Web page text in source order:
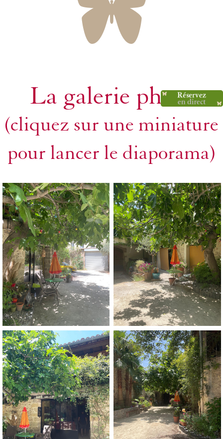
La galerie photo
(cliquez sur une miniature
pour lancer le diaporama)